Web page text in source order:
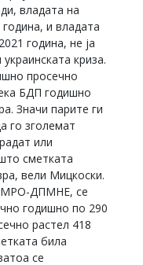
владата на
и владата
година, не ја
криза.
просечно
БДП годишно
Значи парите ги
го зголемат
или
сметката
вели Мицкоски.
ДПМНЕ, се
годишно по 290
растел 418
била
се